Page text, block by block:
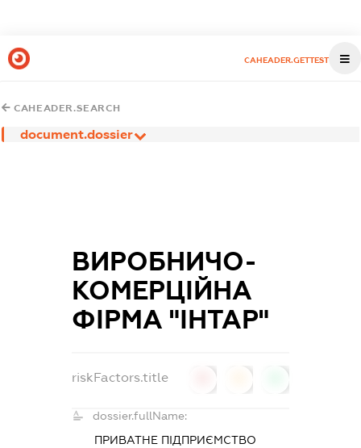
CAHEADER.GETTEST
CAHEADER.SEARCH
document.dossier
ВИРОБНИЧО-
КОМЕРЦІЙНА
ФІРМА "ІНТАР"
riskFactors.title
dossier.fullName:
ПРИВАТНЕ ПІДПРИЄМСТВО